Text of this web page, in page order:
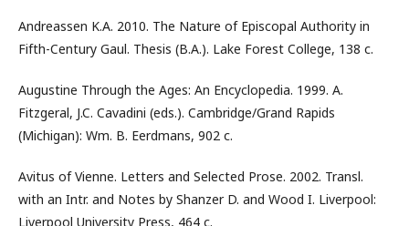
Andreassen K.A. 2010. The Nature of Episcopal Authority in
Fifth-Century Gaul. Thesis (B.A.). Lake Forest College, 138 с.
Augustine Through the Ages: An Encyclopedia. 1999. A.
Fitzgeral, J.C. Cavadini (eds.). Cambridge/Grand Rapids
(Michigan): Wm. B. Eerdmans, 902 с.
Avitus of Vienne. Letters and Selected Prose. 2002. Transl.
with an Intr. and Notes by Shanzer D. and Wood I. Liverpool:
Liverpool University Press, 464 с.